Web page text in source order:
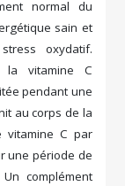
normal du
sain et
oxydatif.
la vitamine C
pendant une
au corps de la
vitamine C par
une période de
complément